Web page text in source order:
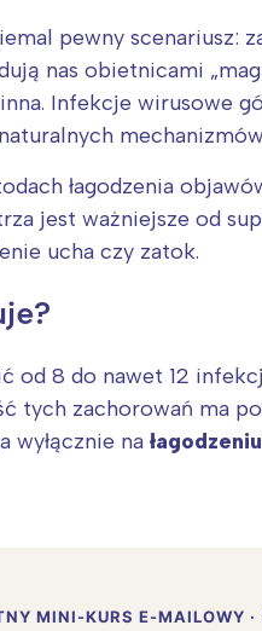
pewny scenariusz:
nas obietnicami
Infekcje wirusowe
łagodzenia
jest ważniejsze od
ucha czy zatok.
8 do nawet 12
tych zachorowań ma
wyłącznie na
MINI-KURS E-MAILOWY ·